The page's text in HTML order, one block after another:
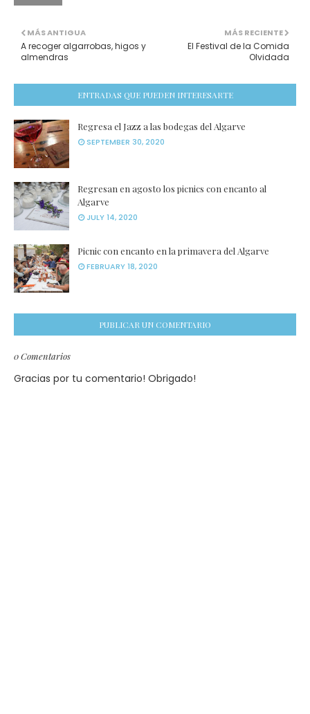
MÁS RECIENTE
El Festival de la Comida
Olvidada
MÁS ANTIGUA
A recoger algarrobas, higos y
almendras
ENTRADAS QUE PUEDEN INTERESARTE
Regresa el Jazz a las bodegas del Algarve
SEPTEMBER 30, 2020
Regresan en agosto los picnics con encanto al
Algarve
JULY 14, 2020
Picnic con encanto en la primavera del Algarve
FEBRUARY 18, 2020
PUBLICAR UN COMENTARIO
0 Comentarios
Gracias por tu comentario! Obrigado!